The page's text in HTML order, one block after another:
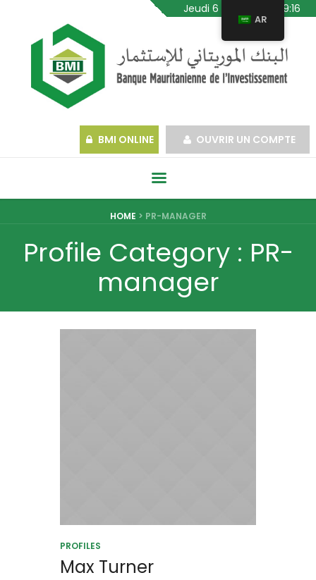
Jeudi 6 Août 2026, 09:16
BMI ONLINE OUVRIR UN COMPTE
HOME > PR-MANAGER
Profile Category : PR-
manager
PROFILES
Max Turner
AR